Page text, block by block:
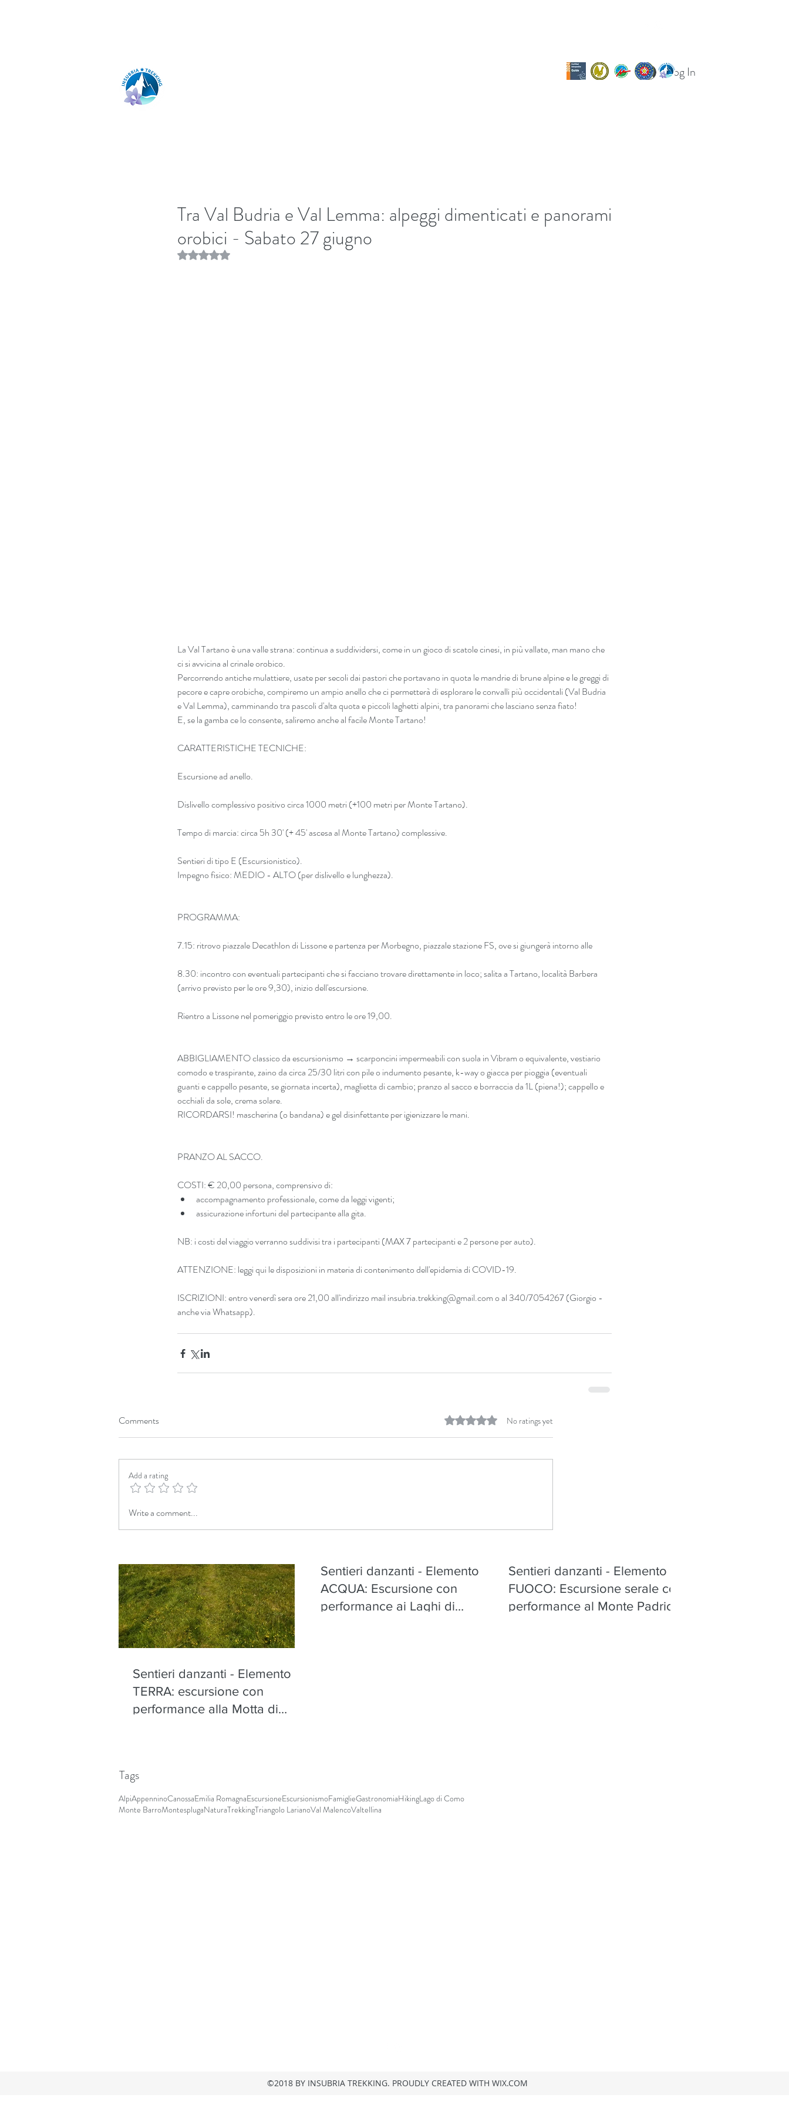
Log In
Sentieri danzanti - Elemento
TERRA: escursione con
performance alla Motta di
Sentieri danzanti - Elemento
ACQUA: Escursione con
performance ai Laghi di
Sentieri danzanti - Elemento
FUOCO: Escursione serale con
performance al Monte Padrio,
Tags
AlpiAppenninoCanossaEmilia RomagnaEscursioneEscursionismoFamiglieGastronomiaHikingLago di Como
Monte BarroMontesplugaNaturaTrekkingTriangolo LarianoVal MalencoValtellina
Tra Val Budria e Val Lemma: alpeggi dimenticati e panorami
orobici - Sabato 27 giugno
Rated NaN out of 5 stars.
La Val Tartano è una valle strana: continua a suddividersi, come in un gioco di scatole cinesi, in più vallate, man mano che
ci si avvicina al crinale orobico.
Percorrendo antiche mulattiere, usate per secoli dai pastori che portavano in quota le mandrie di brune alpine e le greggi di
pecore e capre orobiche, compiremo un ampio anello che ci permetterà di esplorare le convalli più occidentali (Val Budria
e Val Lemma), camminando tra pascoli d'alta quota e piccoli laghetti alpini, tra panorami che lasciano senza fiato!
E, se la gamba ce lo consente, saliremo anche al facile Monte Tartano!
CARATTERISTICHE TECNICHE:
Escursione ad anello.
Dislivello complessivo positivo circa 1000 metri (+100 metri per Monte Tartano).
Tempo di marcia: circa 5h 30' (+ 45' ascesa al Monte Tartano) complessive.
Sentieri di tipo E (Escursionistico).
Impegno fisico: MEDIO - ALTO (per dislivello e lunghezza).
PROGRAMMA:
7.15: ritrovo piazzale Decathlon di Lissone e partenza per Morbegno, piazzale stazione FS, ove si giungerà intorno alle
8.30: incontro con eventuali partecipanti che si facciano trovare direttamente in loco; salita a Tartano, località Barbera
(arrivo previsto per le ore 9,30), inizio dell'escursione.
Rientro a Lissone nel pomeriggio previsto entro le ore 19,00.
ABBIGLIAMENTO classico da escursionismo → scarponcini impermeabili con suola in Vibram o equivalente, vestiario
comodo e traspirante, zaino da circa 25/30 litri con pile o indumento pesante, k-way o giacca per pioggia (eventuali
guanti e cappello pesante, se giornata incerta), maglietta di cambio; pranzo al sacco e borraccia da 1L (piena!); cappello e
occhiali da sole, crema solare.
RICORDARSI! mascherina (o bandana) e gel disinfettante per igienizzare le mani.
PRANZO AL SACCO.
COSTI: € 20,00 persona, comprensivo di:
accompagnamento professionale, come da leggi vigenti;
assicurazione infortuni del partecipante alla gita.
NB: i costi del viaggio verranno suddivisi tra i partecipanti (MAX 7 partecipanti e 2 persone per auto).
ATTENZIONE: leggi qui le disposizioni in materia di contenimento dell'epidemia di COVID-19.
ISCRIZIONI: entro venerdì sera ore 21,00 all'indirizzo mail insubria.trekking@gmail.com o al 340/7054267 (Giorgio -
anche via Whatsapp).
Comments Rated 0 out of 5 stars.No ratings yet
Add a rating
Write a comment...
©2018 BY INSUBRIA TREKKING. PROUDLY CREATED WITH WIX.COM